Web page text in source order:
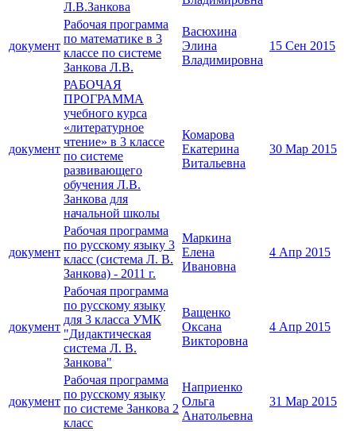
Л.В.Занкова
документ
Рабочая программа
по математике в 3
классе по системе
Занкова Л.В.
Васюхина
Элина
Владимировна
15 Сен 2015
документ
РАБОЧАЯ
ПРОГРАММА
учебного курса
«литературное
чтение» в 3 классе
по системе
развивающего
обучения Л.В.
Занкова для
начальной школы
Комарова
Екатерина
Витальевна
30 Мар 2015
документ
Рабочая программа
по русскому языку 3
класс (система Л. В.
Занкова) - 2011 г.
Маркина
Елена
Ивановна
4 Апр 2015
документ
Рабочая программа
по русскому языку
для 3 класса УМК
"Дидактическая
система Л. В.
Занкова"
Ващенко
Оксана
Викторовна
4 Апр 2015
документ
Рабочая программа
по русскому языку
по системе Занкова 2
класс
Наприенко
Ольга
Анатольевна
31 Мар 2015